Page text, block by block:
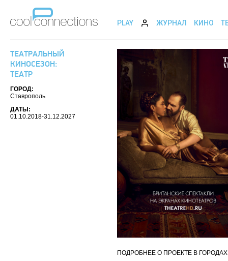
PLAY ЖУРНАЛ КИНО
ТЕАТРАЛЬНЫЙ
КИНОСЕЗОН:
ТЕАТР
ГОРОД:
Ставрополь
ДАТЫ:
01.10.2018-31.12.2027
ПОДРОБНЕЕ О ПРОЕКТЕ В